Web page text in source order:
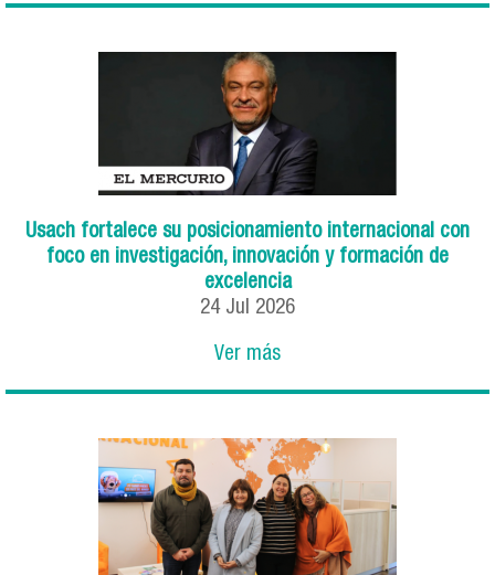
Usach fortalece su posicionamiento internacional con
foco en investigación, innovación y formación de
excelencia
24 Jul 2026
Ver más